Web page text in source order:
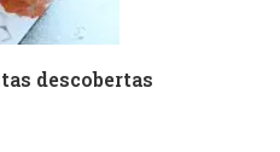
descobertas